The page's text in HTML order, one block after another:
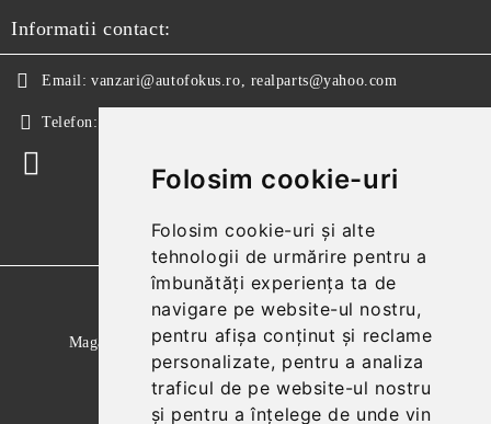
Folosim cookie-uri
Folosim cookie-uri și alte
tehnologii de urmărire pentru a
îmbunătăți experiența ta de
navigare pe website-ul nostru,
pentru afișa conținut și reclame
personalizate, pentru a analiza
traficul de pe website-ul nostru
și pentru a înțelege de unde vin
Informatii contact:
Email: vanzari@autofokus.ro, realparts@yahoo.com
Telefon:
Magazinul nostru respecta 100% prevederile GDPR.
Citeste politica de confidentialitate